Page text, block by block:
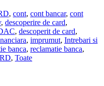
, cont, cont bancar, cont
, descoperire de card,
, descoperit de card,
, imprumut, Intrebari si
banca, reclamatie banca,
, Toate